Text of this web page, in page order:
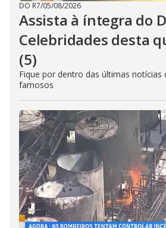
DO R7/05/08/2026
Assista à íntegra do
Celebridades desta
(5)
Fique por dentro das últimas notícias
famosos